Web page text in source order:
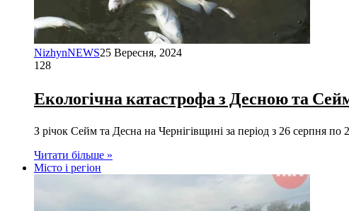
NizhynNEWS25 Вересня, 2024
128
Екологічна катастрофа з Десною та
З річок Сейм та Десна на Чернігівщині за період з 26 серпня
Читати більше »
Місто і регіон